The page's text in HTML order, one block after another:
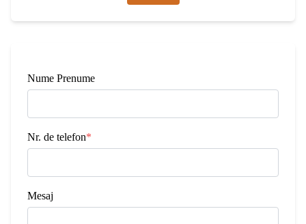
Nume Prenume
Nr. de telefon*
Mesaj